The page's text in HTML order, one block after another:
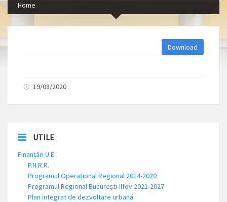
Home
Download
19/08/2020
UTILE
Finanțări U.E.
P.N.R.R.
Programul Operațional Regional 2014-2020
Programul Regional București-Ilfov 2021-2027
Plan integrat de dezvoltare urbană